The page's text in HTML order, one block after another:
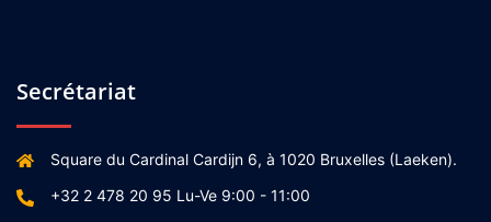
Secrétariat
Square du Cardinal Cardijn 6, à 1020 Bruxelles (Laeken).
+32 2 478 20 95 Lu-Ve 9:00 - 11:00